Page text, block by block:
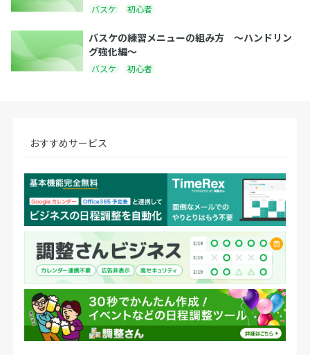
バスケ 初心者
バスケの練習メニューの組み方 〜ハンドリン
グ強化編〜
バスケ 初心者
おすすめサービス